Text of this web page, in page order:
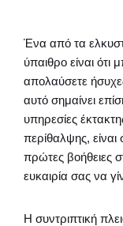
Ένα από τα
ύπαιθρο είναι ότι
απολαύσετε
αυτό σημαίνει
υπηρεσίες
περίθαλψης, είναι
πρώτες βοήθειες
ευκαιρία σας να
Η συντριπτική